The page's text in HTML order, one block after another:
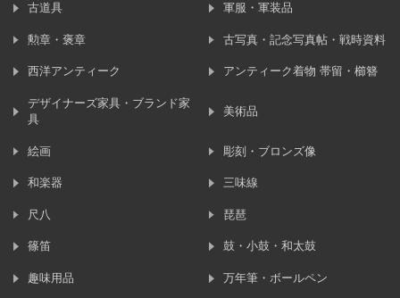
古道具 軍服・軍装品
勲章・褒章 古写真・記念写真帖・戦時資料
西洋アンティーク アンティーク着物 帯留・櫛簪
デザイナーズ家具・ブランド家
具
美術品
絵画 彫刻・ブロンズ像
和楽器 三味線
尺八 琵琶
篠笛 鼓・小鼓・和太鼓
趣味用品 万年筆・ボールペン